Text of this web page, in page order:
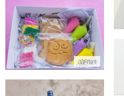
דנה'לה
מארז עוגות לקישוט
התקשר/י